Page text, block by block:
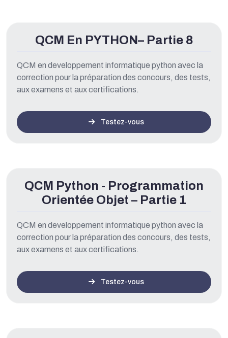
QCM En PYTHON– Partie 8
QCM en developpement informatique python avec la
correction pour la préparation des concours, des tests,
aux examens et aux certifications.
Testez-vous
QCM Python - Programmation
Orientée Objet – Partie 1
QCM en developpement informatique python avec la
correction pour la préparation des concours, des tests,
aux examens et aux certifications.
Testez-vous